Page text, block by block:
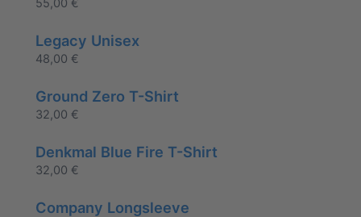
55,00 €
Legacy Unisex
48,00 €
Ground Zero T-Shirt
32,00 €
Denkmal Blue Fire T-Shirt
32,00 €
Company Longsleeve